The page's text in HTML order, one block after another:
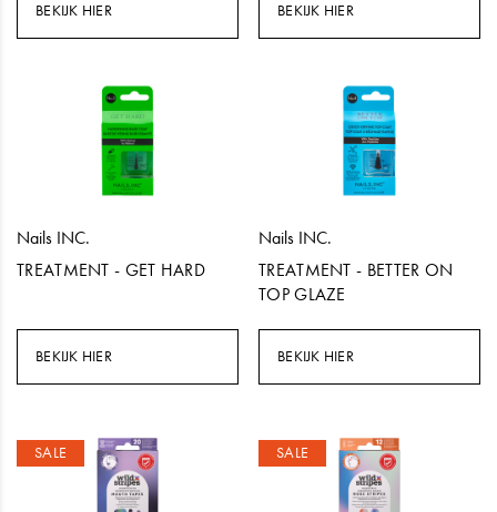
BEKIJK HIER BEKIJK HIER
Nails INC.
TREATMENT - GET HARD
BEKIJK HIER
Nails INC.
TREATMENT - BETTER ON
TOP GLAZE
BEKIJK HIER
SALE SALE